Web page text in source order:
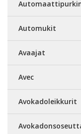
Automukit
Avaajat
Avec
Avokadoleikkurit